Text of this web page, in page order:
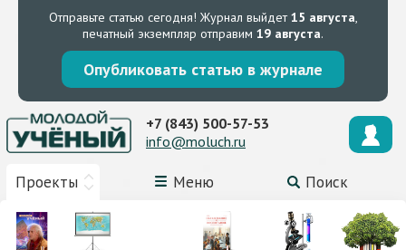
Отправьте статью сегодня! Журнал выйдет15 августа,
печатный экземпляр отправим 19 августа.
Опубликовать статью в журнале
Проекты Меню Поиск
+7 (843) 500-57-53
info@moluch.ru